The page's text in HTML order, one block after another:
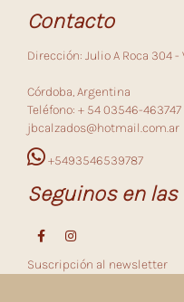
Contacto
Dirección: Julio A Roca 304
Córdoba, Argentina
Teléfono: + 54 03546-463747
jbcalzados@hotmail.com.ar
+5493546539787
Seguinos en las
Suscripción al newsletter